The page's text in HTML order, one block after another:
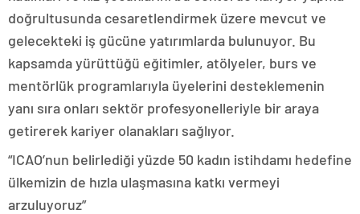
doğrultusunda cesaretlendirmek üzere mevcut ve
gelecekteki iş gücüne yatırımlarda bulunuyor. Bu
kapsamda yürüttüğü eğitimler, atölyeler, burs ve
mentörlük programlarıyla üyelerini desteklemenin
yanı sıra onları sektör profesyonelleriyle bir araya
getirerek kariyer olanakları sağlıyor.
“ICAO’nun belirlediği yüzde 50 kadın istihdamı hedefine
ülkemizin de hızla ulaşmasına katkı vermeyi
arzuluyoruz”